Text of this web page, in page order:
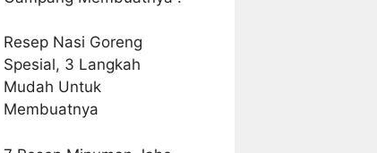
Resep Nasi Goreng
Spesial, 3 Langkah
Mudah Untuk
Membuatnya